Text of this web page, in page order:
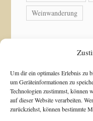
Um dir ein optimales Erlebnis zu
um Geräteinformationen zu
Technologien zustimmst, können
auf dieser Website verarbeiten.
zurückziehst, können bestimmte
Weinwanderung
© Copyright